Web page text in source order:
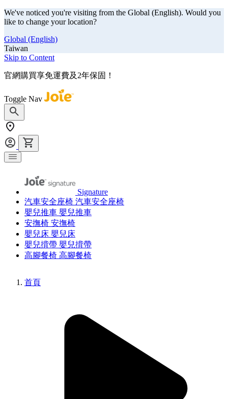
We've noticed you're visiting from the Global (English). Would you
like to change your location?
Global (English)
Taiwan
Skip to Content
官網購買享免運費及2年保固！
Toggle Nav
Signature
汽車安全座椅 汽車安全座椅
嬰兒推車 嬰兒推車
安撫椅 安撫椅
嬰兒床 嬰兒床
嬰兒揹帶 嬰兒揹帶
高腳餐椅 高腳餐椅
首頁